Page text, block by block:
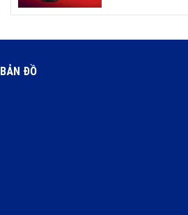
BẢN ĐỒ